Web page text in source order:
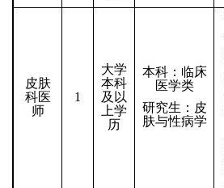
皮肤
科医
师
1
大学
本科
及以
上学
历
本科：临床
医学类
研究生：皮
肤与性病学